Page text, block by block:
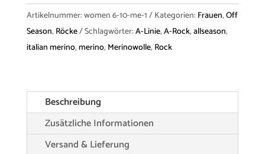
Wool
Menge
Artikelnummer:women 6-10-me-1 Kategorien: Frauen,Off
Season, Röcke Schlagwörter:A-Linie,A-Rock,allseason,
italian merino,merino, Merinowolle, Rock
Beschreibung
Zusätzliche Informationen
Versand & Lieferung